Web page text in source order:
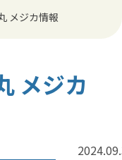
メジカ情報
メジカ